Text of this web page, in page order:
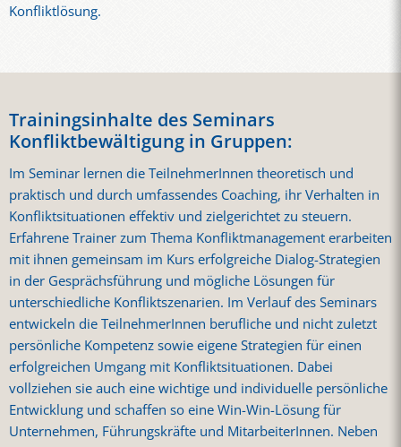
Konfliktlösung.
Trainingsinhalte des Seminars
Konfliktbewältigung in Gruppen:
Im Seminar lernen die TeilnehmerInnen theoretisch und
praktisch und durch umfassendes Coaching, ihr Verhalten in
Konfliktsituationen effektiv und zielgerichtet zu steuern.
Erfahrene Trainer zum Thema Konfliktmanagement erarbeiten
mit ihnen gemeinsam im Kurs erfolgreiche Dialog-Strategien
in der Gesprächsführung und mögliche Lösungen für
unterschiedliche Konfliktszenarien. Im Verlauf des Seminars
entwickeln die TeilnehmerInnen berufliche und nicht zuletzt
persönliche Kompetenz sowie eigene Strategien für einen
erfolgreichen Umgang mit Konfliktsituationen. Dabei
vollziehen sie auch eine wichtige und individuelle persönliche
Entwicklung und schaffen so eine Win-Win-Lösung für
Unternehmen, Führungskräfte und MitarbeiterInnen. Neben